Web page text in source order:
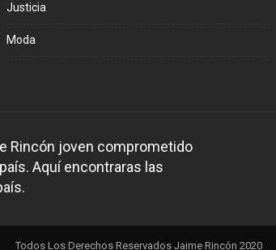
Justicia
Moda
Rincón joven comprometido
Aquí encontraras las
Todos Los Derechos Reservados Jaime Rincón 2020